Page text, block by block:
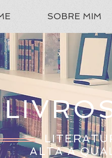
SOBRE MIM
ALTA A